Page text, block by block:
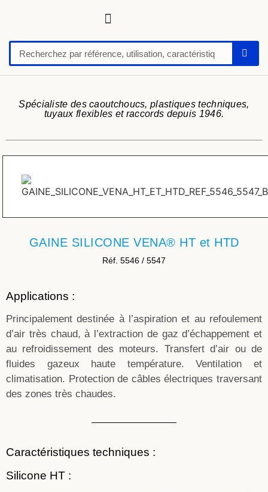
Spécialiste des caoutchoucs, plastiques techniques,
tuyaux flexibles et raccords depuis 1946.
GAINE SILICONE VENA® HT et HTD
Réf. 5546 / 5547
Applications :
Principalement destinée à l’aspiration et au refoulement
d’air très chaud, à l’extraction de gaz d’échappement et
au refroidissement des moteurs. Transfert d’air ou de
fluides gazeux haute température. Ventilation et
climatisation. Protection de câbles électriques traversant
des zones très chaudes.
Caractéristiques techniques :
Silicone HT :